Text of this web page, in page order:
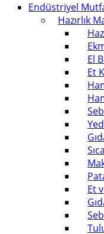
Endüstriyel
Hazırlık
El
Et
Et